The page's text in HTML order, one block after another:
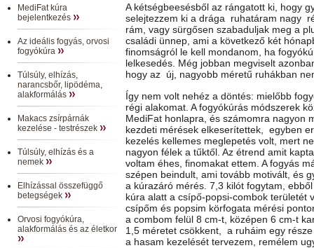
MediFat kúra
bejelentkezés
Az ideális fogyás, orvosi
fogyókúra
Túlsúly, elhízás,
narancsbőr, lipödéma,
alakformálás
Makacs zsírpárnák
kezelése - testrészek
Túlsúly, elhízás és a
nemek
Elhízással összefüggő
betegségek
Orvosi fogyókúra,
alakformálás és az életkor
A kétségbeesésből az rángatott ki, hogy
selejtezzem ki a drága ruhatáram nagy
rám, vagy sürgősen szabaduljak meg a
családi ünnep, ami a következő két
finomságról le kell mondanom, ha
lelkesedés. Még jobban megviselt
hogy az új, nagyobb méretű ruhákban
Így nem volt nehéz a döntés: mielőbb
régi alakomat. A fogyókúrás módszerek
MediFat honlapra, és számomra nagyon
kezdeti mérések elkeserítettek, egyben
kezelés kellemes meglepetés volt, mert
nagyon félek a tűktől. Az étrend amit
voltam éhes, finomakat ettem. A fogyás
szépen beindult, ami tovább motivált, és
a kúrazáró mérés. 7,3 kilót fogytam,
kúra alatt a csípő-popsi-combok területét
csípőm és popsim körfogata mérési
a combom felül 8 cm-t, középen 6 cm-t
1,5 méretet csökkent, a ruháim egy
a hasam kezelését tervezem, remélem